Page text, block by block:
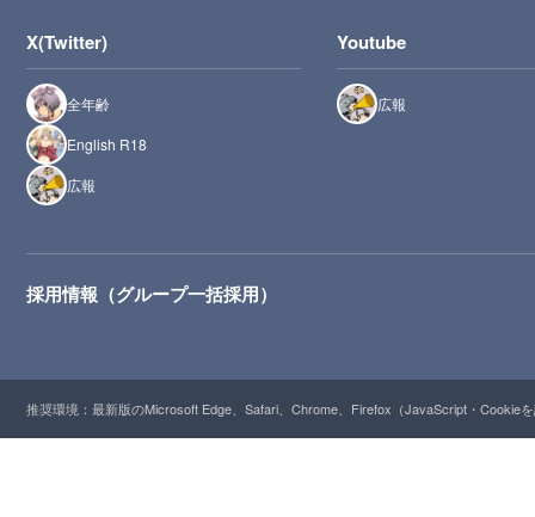
X(Twitter)
全年齢
English R18
広報
Youtube
広報
採用情報（グループ一括採用）
推奨環境：最新版のMicrosoft Edge、Safari、Chrome、Firefox（JavaScript・Cookie